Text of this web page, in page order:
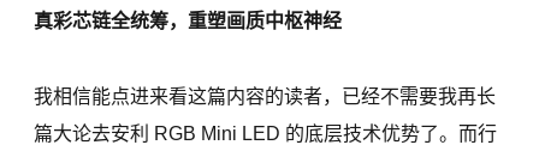
真彩芯链全统筹，重塑画质中枢神经
我相信能点进来看这篇内容的读者，已经不需要我再长
篇大论去安利 RGB Mini LED 的底层技术优势了。而行